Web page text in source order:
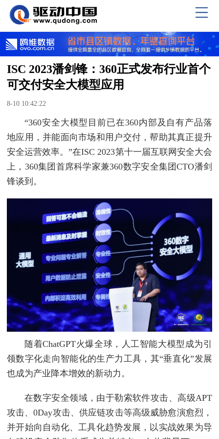
ISC 2023潘剑锋：360正式发布行业首个
可交付安全大模型应用
8-10 10:42:22
“360安全大模型目前已在360内部及自有产品落
地应用，并能面向市场和用户交付，帮助其真正提升
安全运营效率。”在ISC 2023第十一届互联网安全大会
上，360集团首席科学家兼360数字安全集团CTO潘剑
锋谈到。
随着ChatGPT火爆全球，人工智能大模型成为引
领数字化走向智能化的生产力工具，其“垂直化”发展
也成为产业降本增效的新动力。
在数字安全领域，由于勒索软件攻击、高级APT
攻击、0Day攻击、供应链攻击等高级威胁愈演愈烈，
并开始向自动化、工具化趋势发展，以实战效果为导